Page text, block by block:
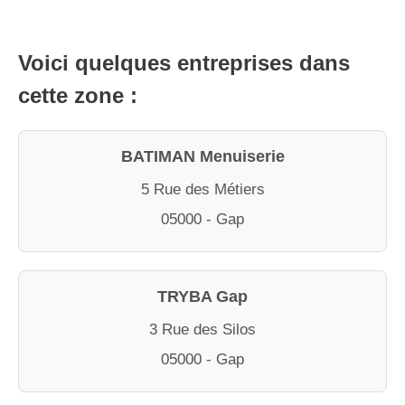
Voici quelques entreprises dans
cette zone :
BATIMAN Menuiserie
5 Rue des Métiers
05000 - Gap
TRYBA Gap
3 Rue des Silos
05000 - Gap